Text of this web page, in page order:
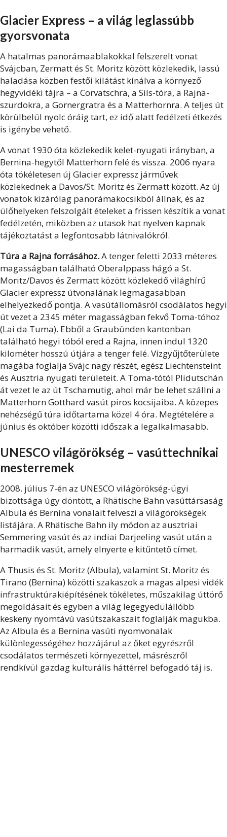
Glacier Express – a világ leglassúbb
gyorsvonata
A hatalmas panorámaablakokkal felszerelt vonat
Svájcban, Zermatt és St. Moritz között közlekedik, lassú
haladása közben festői kilátást kínálva a környező
hegyvidéki tájra – a Corvatschra, a Sils-tóra, a Rajna-
szurdokra, a Gornergratra és a Matterhornra. A teljes út
körülbelül nyolc óráig tart, ez idő alatt fedélzeti étkezés
is igénybe vehető.
A vonat 1930 óta közlekedik kelet-nyugati irányban, a
Bernina-hegytől Matterhorn felé és vissza. 2006 nyara
óta tökéletesen új Glacier expressz járművek
közlekednek a Davos/St. Moritz és Zermatt között. Az új
vonatok kizárólag panorámakocsikból állnak, és az
ülőhelyeken felszolgált ételeket a frissen készítik a vonat
fedélzetén, miközben az utasok hat nyelven kapnak
tájékoztatást a legfontosabb látnivalókról.
Túra a Rajna forrásához.A tenger feletti 2033 méteres
magasságban található Oberalppass hágó a St.
Moritz/Davos és Zermatt között közlekedő világhírű
Glacier expressz útvonalának legmagasabban
elhelyezkedő pontja. A vasútállomásról csodálatos hegyi
út vezet a 2345 méter magasságban fekvő Toma-tóhoz
(Lai da Tuma). Ebből a Graubünden kantonban
található hegyi tóból ered a Rajna, innen indul 1320
kilométer hosszú útjára a tenger felé. Vízgyűjtőterülete
magába foglalja Svájc nagy részét, egész Liechtensteint
és Ausztria nyugati területeit. A Toma-tótól Plidutschán
át vezet le az út Tschamutig, ahol már be lehet szállni a
Matterhorn Gotthard vasút piros kocsijaiba. A közepes
nehézségű túra időtartama közel 4 óra. Megtételére a
június és október közötti időszak a legalkalmasabb.
UNESCO világörökség – vasúttechnikai
mesterremek
2008. július 7-én az UNESCO világörökség-ügyi
bizottsága úgy döntött, a Rhätische Bahn vasúttársaság
Albula és Bernina vonalait felveszi a világörökségek
listájára. A Rhätische Bahn ily módon az ausztriai
Semmering vasút és az indiai Darjeeling vasút után a
harmadik vasút, amely elnyerte e kitűntető címet.
A Thusis és St. Moritz (Albula), valamint St. Moritz és
Tirano (Bernina) közötti szakaszok a magas alpesi vidék
infrastruktúrakiépítésének tökéletes, műszakilag úttörő
megoldásait és egyben a világ legegyedülállóbb
keskeny nyomtávú vasútszakaszait foglalják magukba.
Az Albula és a Bernina vasúti nyomvonalak
különlegességéhez hozzájárul az őket egyrészről
csodálatos természeti környezettel, másrészről
rendkívül gazdag kulturális háttérrel befogadó táj is.